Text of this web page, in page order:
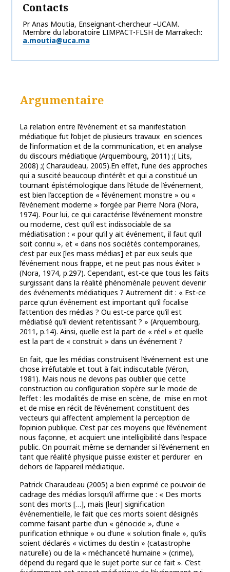
Contacts
Pr Anas Moutia, Enseignant-chercheur –UCAM.
Membre du laboratoire LIMPACT-FLSH de Marrakech
a.moutia@uca.ma
Argumentaire
La relation entre l’événement et sa manifestation
médiatique fut l’objet de plusieurs travaux en sciences
de l’information et de la communication, et en analyse
du discours médiatique (Arquembourg, 2011) ;( Lits,
2008) ;( Charaudeau, 2005).En effet, l’une des approches
qui a suscité beaucoup d’intérêt et qui a constitué un
tournant épistémologique dans l’étude de l’événement,
est bien l’acception de « l’événement monstre » ou «
l’événement moderne » forgée par Pierre Nora (Nora,
1974). Pour lui, ce qui caractérise l’événement monstre
ou moderne, c’est qu’il est indissociable de sa
médiatisation : « pour qu’il y ait événement, il faut qu’il
soit connu », et « dans nos sociétés contemporaines,
c’est par eux [les mass médias] et par eux seuls que
l’événement nous frappe, et ne peut pas nous éviter. »
(Nora, 1974, p.297). Cependant, est-ce que tous les faits
surgissant dans la réalité phénoménale peuvent devenir
des événements médiatiques ? Autrement dit : « Est-ce
parce qu’un événement est important qu’il focalise
l’attention des médias ? Ou est-ce parce qu’il est
médiatisé qu’il devient retentissant ? » (Arquembourg,
2011, p.14). Ainsi, quelle est la part de « réel » et quelle
est la part de « construit » dans un événement ?
En fait, que les médias construisent l’événement est une
chose irréfutable et tout à fait indiscutable (Véron,
1981). Mais nous ne devons pas oublier que cette
construction ou configuration s’opère sur le mode de
l’effet : les modalités de mise en scène, de mise en mot
et de mise en récit de l’événement constituent des
vecteurs qui affectent amplement la perception de
l’opinion publique. C’est par ces moyens que l’événement
nous façonne, et acquiert une intelligibilité dans l’espace
public. On pourrait même se demander si l’événement en
tant que réalité physique puisse exister et perdurer en
dehors de l’appareil médiatique.
Patrick Charaudeau (2005) a bien exprimé ce pouvoir de
cadrage des médias lorsqu’il affirme que : « Des morts
sont des morts […], mais [leur] signification
événementielle, le fait que ces morts soient désignés
comme faisant partie d’un « génocide », d’une «
purification ethnique » ou d’une « solution finale », qu’ils
soient déclarés « victimes du destin » (catastrophe
naturelle) ou de la « méchanceté humaine » (crime),
dépend du regard que le sujet porte sur ce fait ». C’est